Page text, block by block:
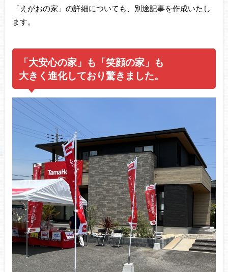
「えがおの家」の詳細についても、別途記事を作成いたし
ます。
「大安心の家」も「笑顔の家」も
大きく進化しており驚きました。